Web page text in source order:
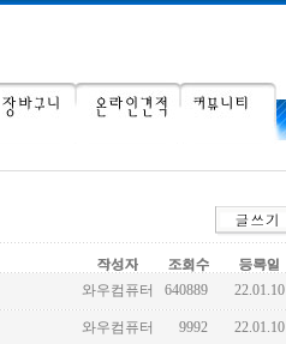
와우컴퓨터 640889 22.01.10
와우컴퓨터 9992 22.01.10